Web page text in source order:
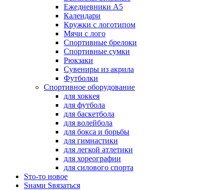
Ежедневники А5
Календари
Кружки с логотипом
Мячи с лого
Спортивные брелоки
Спортивные сумки
Рюкзаки
Сувениры из акрила
Футболки
Спортивное оборудование
для хоккея
для футбола
для баскетбола
для волейбола
для бокса и борьбы
для гимнастики
для легкой атлетики
для хореографии
для силового спорта
Sто-то новое
Sнами Sвязаться